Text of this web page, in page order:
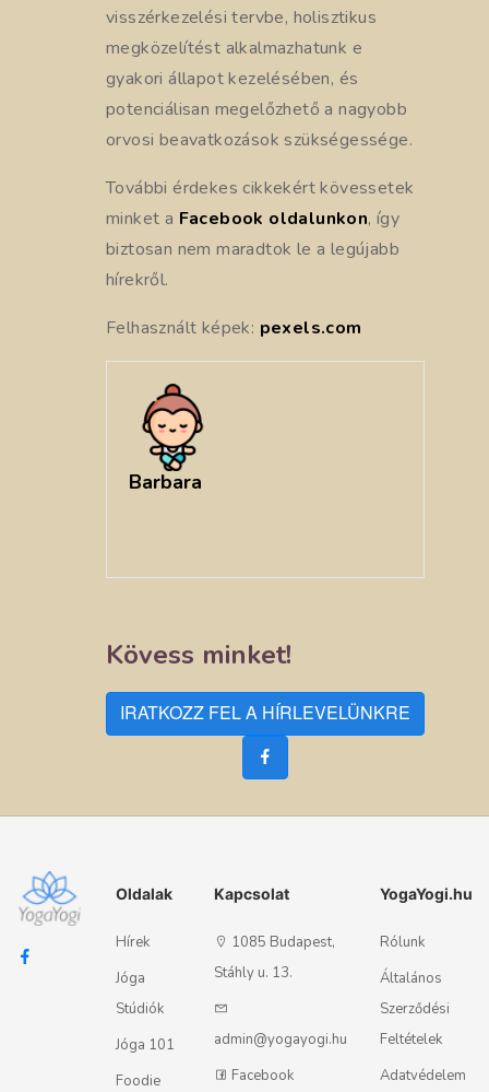
visszérkezelési tervbe, holisztikus
megközelítést alkalmazhatunk e
gyakori állapot kezelésében, és
potenciálisan megelőzhető a nagyobb
orvosi beavatkozások szükségessége.
További érdekes cikkekért kövessetek
minket a Facebook oldalunkon, így
biztosan nem maradtok le a legújabb
hírekről.
Felhasznált képek: pexels.com
Barbara
Kövess minket!
IRATKOZZ FEL A HÍRLEVELÜNKRE
Oldalak
Hírek
Jóga
Stúdiók
Jóga 101
Foodie
Kapcsolat
1085 Budapest,
Stáhly u. 13.
admin@yogayogi.hu
Facebook
YogaYogi.hu
Rólunk
Általános
Szerződési
Feltételek
Adatvédelem